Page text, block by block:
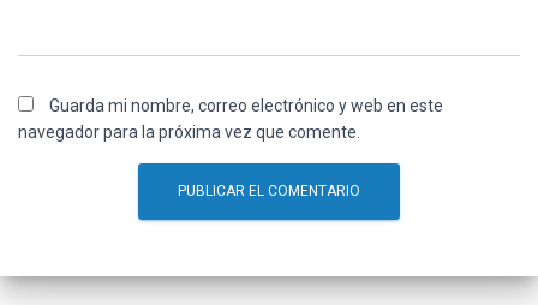
Guarda mi nombre, correo electrónico y web en este
navegador para la próxima vez que comente.